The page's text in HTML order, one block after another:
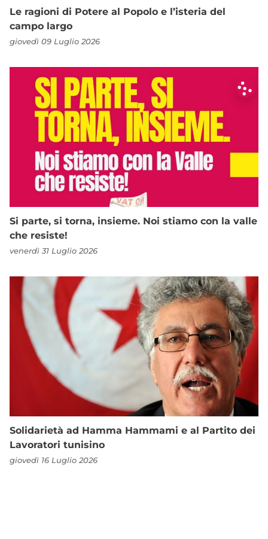
Le ragioni di Potere al Popolo e l’isteria del
campo largo
giovedì 09 Luglio 2026
Si parte, si torna, insieme. Noi stiamo con la valle
che resiste!
venerdì 31 Luglio 2026
Solidarietà ad Hamma Hammami e al Partito dei
Lavoratori tunisino
giovedì 16 Luglio 2026